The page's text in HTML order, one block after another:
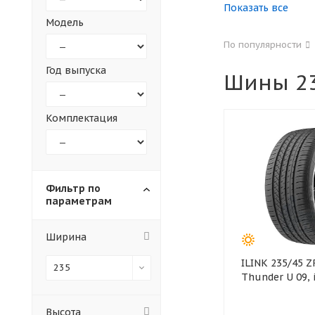
30 35
Показать все
По популярности
Шины
ILINK 235/45 ZR19 99W XL
Thunder U 09,
Модель
Год выпуска
Комплектация
Фильтр по
параметрам
Ширина
235
Высота